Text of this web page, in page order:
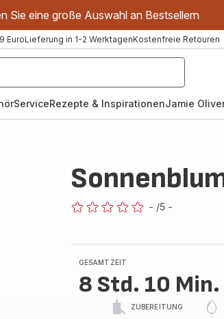
Sie eine große Auswahl an Bestsellern
EuroLieferung in 1-2 WerktagenKostenfreie Retouren
ServiceRezepte & InspirationenJamie
- /5 -
GESAMTZEIT
8 Std. 10 Min.
ZUBEREITUNG